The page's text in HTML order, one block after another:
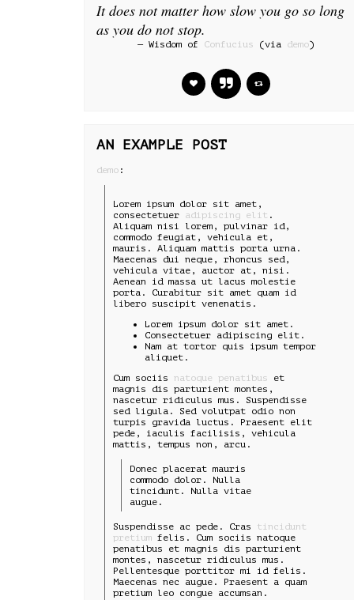
It does not matter how slow you go so long
as you do not stop.
— Wisdom of Confucius (via demo)
AN EXAMPLE POST
demo:
Lorem ipsum dolor sit amet,
consectetuer adipiscing elit .
Aliquam nisi lorem, pulvinar id,
commodo feugiat, vehicula et,
mauris. Aliquam mattis porta urna.
Maecenas dui neque, rhoncus sed,
vehicula vitae, auctor at, nisi.
Aenean id massa ut lacus molestie
porta. Curabitur sit amet quam id
libero suscipit venenatis.
Lorem ipsum dolor sit amet.
Consectetuer adipiscing elit.
Nam at tortor quis ipsum tempor
aliquet.
Cum sociis natoque penatibus et
magnis dis parturient montes,
nascetur ridiculus mus. Suspendisse
sed ligula. Sed volutpat odio non
turpis gravida luctus. Praesent elit
pede, iaculis facilisis, vehicula
mattis, tempus non, arcu.
Donec placerat mauris
commodo dolor. Nulla
tincidunt. Nulla vitae
augue.
Suspendisse ac pede. Cras tincidunt
pretiumfelis. Cum sociis natoque
penatibus et magnis dis parturient
montes, nascetur ridiculus mus.
Pellentesque porttitor mi id felis.
Maecenas nec augue. Praesent a quam
pretium leo congue accumsan.